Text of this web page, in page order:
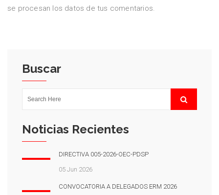
se procesan los datos de tus comentarios.
Buscar
Noticias Recientes
DIRECTIVA 005-2026-OEC-PDSP
05 Jun 2026
CONVOCATORIA A DELEGADOS ERM 2026